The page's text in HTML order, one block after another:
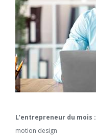
L’entrepreneur du mois :
motion design